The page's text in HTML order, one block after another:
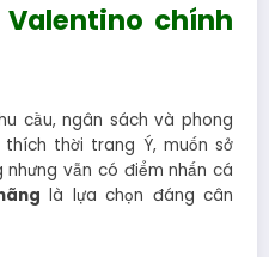
chính
cầu, ngân sách và phong
thời trang Ý, muốn sở
vẫn có điểm nhấn cá
là lựa chọn đáng cân